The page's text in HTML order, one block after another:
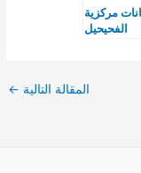
مركزية
الفحيحيل
المقالة التالية ←